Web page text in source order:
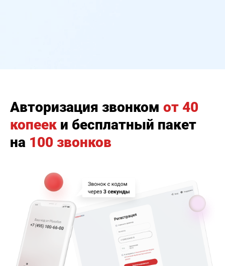
Авторизация звонком от 40
копеек и бесплатный пакет
на 100 звонков